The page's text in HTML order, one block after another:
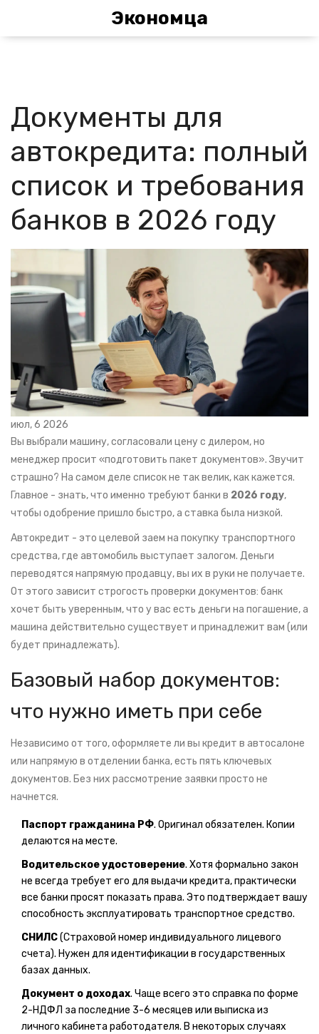
Экономца
Документы для
автокредита: полный
список и требования
банков в 2026 году
июл, 6 2026
Вы выбрали машину, согласовали цену с дилером, но
менеджер просит «подготовить пакет документов». Звучит
страшно? На самом деле список не так велик, как кажется.
Главное - знать, что именно требуют банки в 2026 году,
чтобы одобрение пришло быстро, а ставка была низкой.
Автокредит - это целевой заем на покупку транспортного
средства, где автомобиль выступает залогом. Деньги
переводятся напрямую продавцу, вы их в руки не получаете.
От этого зависит строгость проверки документов: банк
хочет быть уверенным, что у вас есть деньги на погашение, а
машина действительно существует и принадлежит вам (или
будет принадлежать).
Базовый набор документов:
что нужно иметь при себе
Независимо от того, оформляете ли вы кредит в автосалоне
или напрямую в отделении банка, есть пять ключевых
документов. Без них рассмотрение заявки просто не
начнется.
Паспорт гражданина РФ. Оригинал обязателен. Копии
делаются на месте.
Водительское удостоверение. Хотя формально закон
не всегда требует его для выдачи кредита, практически
все банки просят показать права. Это подтверждает вашу
способность эксплуатировать транспортное средство.
СНИЛС(Страховой номер индивидуального лицевого
счета). Нужен для идентификации в государственных
базах данных.
Документ о доходах. Чаще всего это справка по форме
2-НДФЛ за последние 3-6 месяцев или выписка из
личного кабинета работодателя. В некоторых случаях